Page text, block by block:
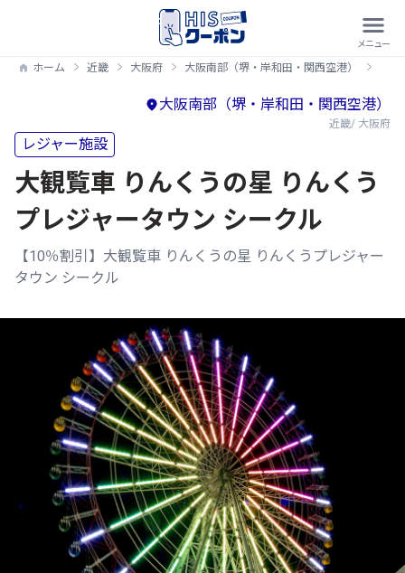
ホーム 近畿 大阪府 大阪南部（堺・岸和田・関西空港）
大阪南部（堺・岸和田・関西空港）
近畿/ 大阪府
レジャー施設
大観覧車 りんくうの星 りんくう
プレジャータウン シークル
【10％割引】大観覧車 りんくうの星 りんくうプレジャー
タウン シークル